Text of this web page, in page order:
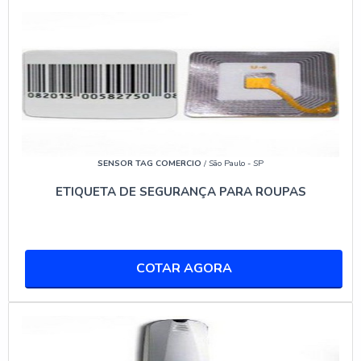
ALARME
A central de alarme monitorada Intelbras AMT 1016
NET é um dos produtos mais avançados disponíveis no
incluindo sensores de movimento, abertura e sensores
de presença. A central pode ser configurada para enviar
suspeita imediatamente.
INTEGRAÇÃO COM APLICATIVOS
MÓVEIS
Uma das maiores vantagens do alarme intelbras com
aplicativo é sua capacidade de integração com
SENSOR TAG COMERCIO / São Paulo - SP
ETIQUETA DE SEGURANÇA PARA ROUPAS
COTAR AGORA